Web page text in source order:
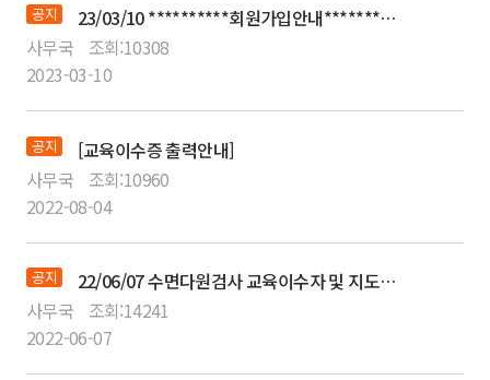
공지
23/03/10 **********회원가입안내************ [필독]
사무국
조회:10308
2023-03-10
공지
[교육이수증 출력안내]
사무국
조회:10960
2022-08-04
공지
22/06/07 수면다원검사 교육이수자 및 지도의사 취득절차 안내
사무국
조회:14241
2022-06-07